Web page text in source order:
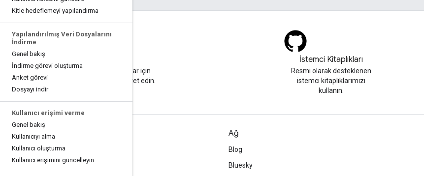
Kitle hedeflemeyi yapılandırma
Yapılandırılmış Veri Dosyalarını
İndirme
Genel bakış
İndirme görevi oluşturma
Anket görevi
Dosyayı indir
Kullanıcı erişimi verme
Genel bakış
Kullanıcıyı alma
Kullanıcı oluşturma
Kullanıcı erişimini güncelleyin
Önemli duyurular için
blogumuzu ziyaret edin.
İstemci Kitaplıkları
Resmi olarak desteklenen
istemci kitaplıklarımızı
kullanın.
Ürün Bilgileri
Hizmet Şartları
API Sınırlılıkları ve Kotaları
Ağ
Blog
Bluesky